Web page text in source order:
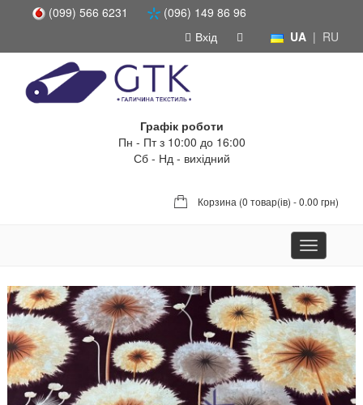
(099) 566 6231
(096) 149 86 96
UA | RU
Вхід
Графік роботи
Пн - Пт з 10:00 до 16:00
Сб - Нд - вихідний
Корзина (0 товар(ів) - 0.00 грн)
Toggle
navigation